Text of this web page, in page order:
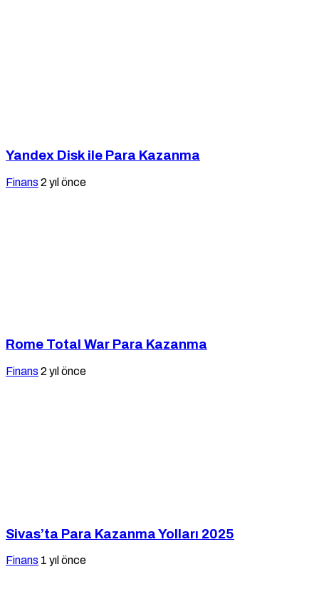
Yandex Disk ile Para Kazanma
Finans 2 yıl önce
Rome Total War Para Kazanma
Finans 2 yıl önce
Sivas’ta Para Kazanma Yolları 2025
Finans 1 yıl önce